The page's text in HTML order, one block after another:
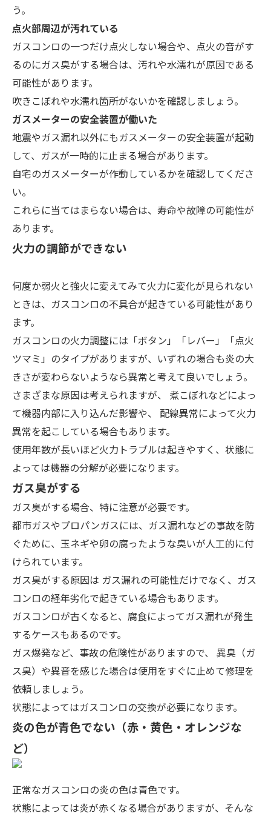
う。
点火部周辺が汚れている
ガスコンロの一つだけ点火しない場合や、点火の音がす
るのにガス臭がする場合は、汚れや水濡れが原因である
可能性があります。
吹きこぼれや水濡れ箇所がないかを確認しましょう。
ガスメーターの安全装置が働いた
地震やガス漏れ以外にもガスメーターの安全装置が起動
して、ガスが一時的に止まる場合があります。
自宅のガスメーターが作動しているかを確認してくださ
い。
これらに当てはまらない場合は、寿命や故障の可能性が
あります。
火力の調節ができない
何度か弱火と強火に変えてみて火力に変化が見られない
ときは、ガスコンロの不具合が起きている可能性があり
ます。
ガスコンロの火力調整には「ボタン」「レバー」「点火
ツマミ」のタイプがありますが、いずれの場合も炎の大
きさが変わらないようなら異常と考えて良いでしょう。
さまざまな原因は考えられますが、 煮こぼれなどによっ
て機器内部に入り込んだ影響や、 配線異常によって火力
異常を起こしている場合もあります。
使用年数が長いほど火力トラブルは起きやすく、状態に
よっては機器の分解が必要になります。
ガス臭がする
ガス臭がする場合、特に注意が必要です。
都市ガスやプロパンガスには、ガス漏れなどの事故を防
ぐために、玉ネギや卵の腐ったような臭いが人工的に付
けられています。
ガス臭がする原因は ガス漏れの可能性だけでなく、ガス
コンロの経年劣化で起きている場合もあります。
ガスコンロが古くなると、腐食によってガス漏れが発生
するケースもあるのです。
ガス爆発など、事故の危険性がありますので、 異臭（ガ
ス臭）や異音を感じた場合は使用をすぐに止めて修理を
依頼しましょう。
状態によってはガスコンロの交換が必要になります。
炎の色が青色でない（赤・黄色・オレンジな
ど）
正常なガスコンロの炎の色は青色です。
状態によっては炎が赤くなる場合がありますが、そんな